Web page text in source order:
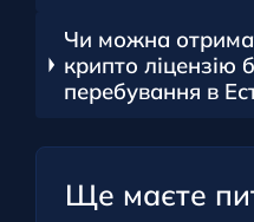
Чи можна
крипто ліцензію
перебування в
Ще маєте